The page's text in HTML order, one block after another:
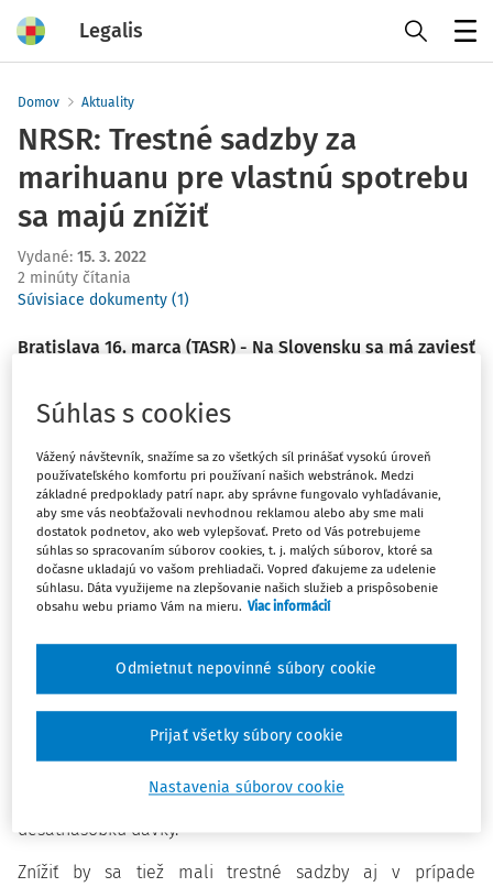
Legalis
Domov Aktuality
NRSR: Trestné sadzby za
marihuanu pre vlastnú spotrebu
sa majú znížiť
Vydané: 15. 3. 2022
2 minúty čítania
Súvisiace dokumenty (1)
Bratislava 16. marca (TASR) - Na Slovensku sa má zaviesť
alebo psychotropnej látky z rastlín rodu konopa pre
vlastnú spotrebu za zachovania súčasných
množstevných limitov. Horná hranica trestnej sadzby má
byť v takomto prípade jeden, respektíve dva roky.
Vyplýva to z novely Trestného zákona, ktorú v stredu
schválili poslanci Národnej rady (NR) SR. Zaviesť sa má
tiež možnosť takzvaného ochranného liečenia.
Novelizáciu predložila skupina koaličných poslancov z
OĽANO, Sme rodina a Za ľudí.
V prípade zavedenia novej skutkovej podstaty
prechovávania marihuany má byť horná hranica trestu
jeden rok vtedy, ak pôjde o množstvo, ktoré zodpovedá
najviac trojnásobku obvykle jednorazovej dávky na
použitie, a to pre osobnú spotrebu. Horná hranica dva roky
má platiť pre množstvo, ktoré zodpovedá najviac
desaťnásobku dávky.
Znížiť by sa tiež mali trestné sadzby aj v prípade
Súhlas s cookies
Vážený návštevník, snažíme sa zo všetkých síl prinášať vysokú úroveň
používateľského komfortu pri používaní našich webstránok. Medzi
základné predpoklady patrí napr. aby správne fungovalo vyhľadávanie,
aby sme vás neobťažovali nevhodnou reklamou alebo aby sme mali
dostatok podnetov, ako web vylepšovať. Preto od Vás potrebujeme
súhlas so spracovaním súborov cookies, t. j. malých súborov, ktoré sa
dočasne ukladajú vo vašom prehliadači. Vopred ďakujeme za udelenie
súhlasu. Dáta využijeme na zlepšovanie našich služieb a prispôsobenie
obsahu webu priamo Vám na mieru. Viac informácií
Nastavenia súborov cookie
Odmietnut nepovinné súbory cookie
Prijať všetky súbory cookie